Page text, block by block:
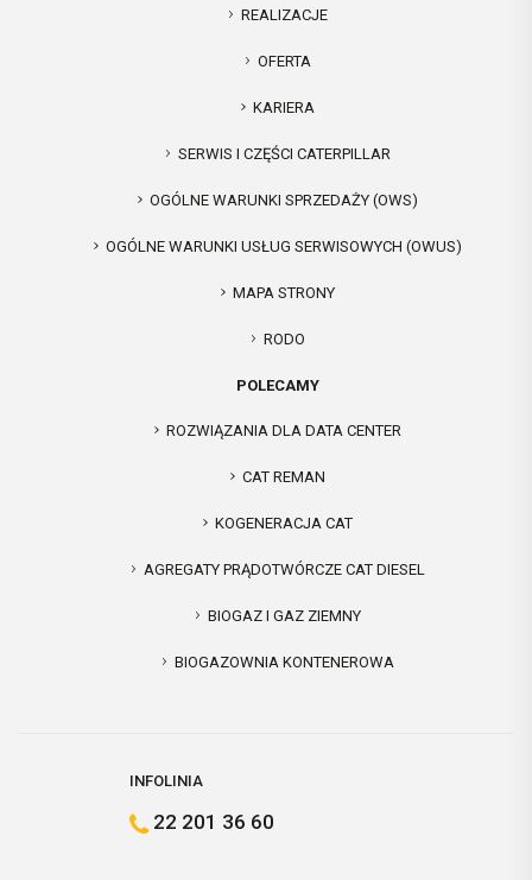
REALIZACJE
OFERTA
KARIERA
SERWIS I CZĘŚCI CATERPILLAR
OGÓLNE WARUNKI SPRZEDAŻY (OWS)
OGÓLNE WARUNKI USŁUG SERWISOWYCH (OWUS)
MAPA STRONY
RODO
POLECAMY
ROZWIĄZANIA DLA DATA CENTER
CAT REMAN
KOGENERACJA CAT
AGREGATY PRĄDOTWÓRCZE CAT DIESEL
BIOGAZ I GAZ ZIEMNY
BIOGAZOWNIA KONTENEROWA
INFOLINIA
22 201 36 60